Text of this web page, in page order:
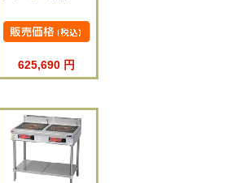
625,690 円